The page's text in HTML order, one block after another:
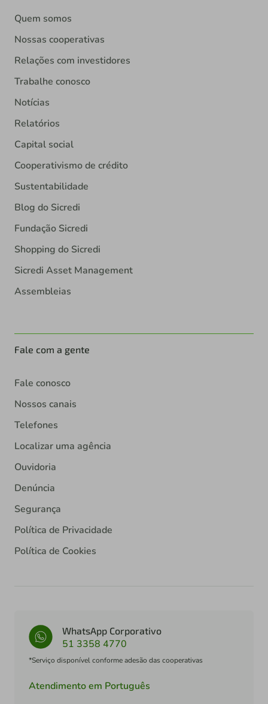
Quem somos
Nossas cooperativas
Relações com investidores
Trabalhe conosco
Notícias
Relatórios
Capital social
Cooperativismo de crédito
Sustentabilidade
Blog do Sicredi
Fundação Sicredi
Shopping do Sicredi
Sicredi Asset Management
Assembleias
Fale com a gente
Fale conosco
Nossos canais
Telefones
Localizar uma agência
Ouvidoria
Denúncia
Segurança
Política de Privacidade
Política de Cookies
WhatsApp Corporativo
51 3358 4770
*Serviço disponível conforme adesão das cooperativas
Atendimento em Português